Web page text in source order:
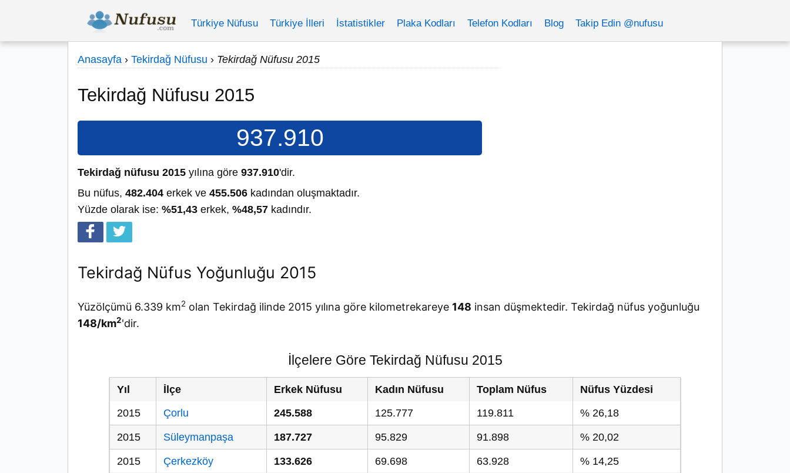
Türkiye Nüfusu Türkiye İlleri İstatistikler Plaka Kodları Telefon Kodları Blog Takip Edin @nufusu
Anasayfa › Tekirdağ Nüfusu › Tekirdağ Nüfusu 2015
Tekirdağ Nüfusu 2015
937.910
Tekirdağ nüfusu 2015 yılına göre 937.910'dir.
Bu nüfus, 482.404 erkek ve 455.506 kadından oluşmaktadır.
Yüzde olarak ise: %51,43 erkek, %48,57 kadındır.
Tekirdağ Nüfus Yoğunluğu 2015
Yüzölçümü 6.339 km2 olan Tekirdağ ilinde 2015 yılına göre kilometrekareye 148 insan düşmektedir. Tekirdağ nüfus yoğunluğu
148/km2'dir.
İlçelere Göre Tekirdağ Nüfusu 2015
Yıl İlçe Erkek Nüfusu Kadın Nüfusu Toplam Nüfus
Nüfus Yüzdesi
2015
Çorlu 245.588 125.777 119.811 % 26,18
2015 Süleymanpaşa 187.727 95.829 91.898 % 20,02
2015 Çerkezköy 133.626 69.698 63.928 % 14,25